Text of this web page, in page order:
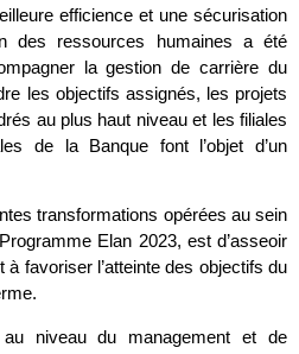
efficience et une sécurisation
des ressources humaines a été
la gestion de carrière du
les objectifs assignés, les projets
au plus haut niveau et les filiales
de la Banque font l’objet d’un
transformations opérées au sein
Elan 2023, est d’asseoir
favoriser l’atteinte des objectifs du
niveau du management et de